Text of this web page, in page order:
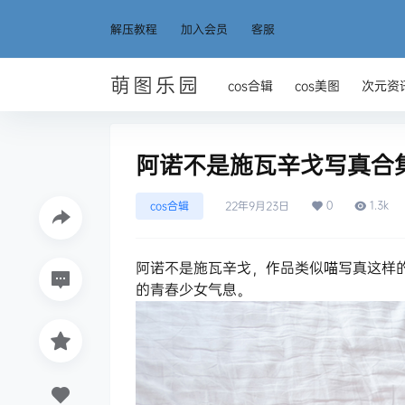
解压教程 加入会员 客服
萌图乐园 cos合辑 cos美图 次元资
阿诺不是施瓦辛戈写真
cos合辑 22年9月23日 0 1.3k
阿诺不是施瓦辛戈，作品类似喵写真这
的青春少女气息。